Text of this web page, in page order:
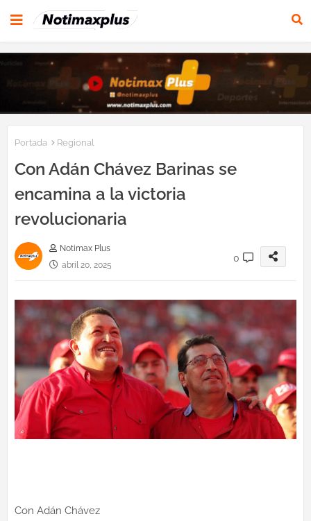
Portada Regional
Con Adán Chávez Barinas se
encamina a la victoria
revolucionaria
Notimax Plus
abril 20, 2025
0
Con Adán Chávez